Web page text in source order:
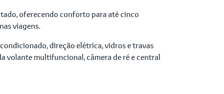
oferecendo conforto para até cinco
viagens.
direção elétrica, vidros e travas
volante multifuncional, câmera de ré e central